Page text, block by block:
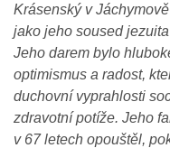
Krásenský v
jako jeho soused
Jeho darem bylo
optimismus a radost,
duchovní vyprahlosti
zdravotní potíže. Jeho
v 67 letech opouštěl,